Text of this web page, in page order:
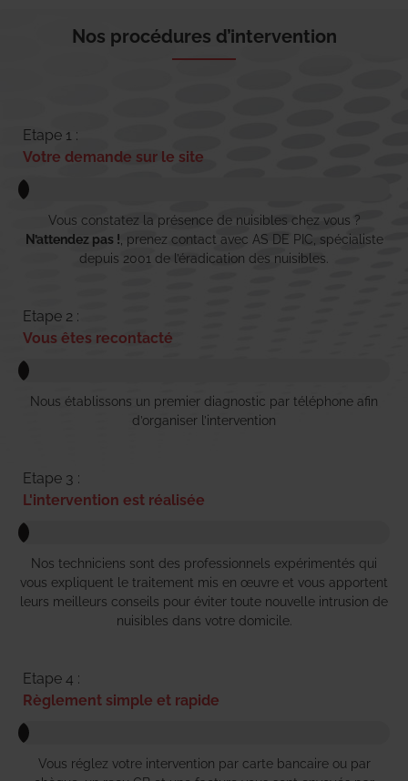
Nos procédures d’intervention
Etape 1 :
Votre demande sur le site
Vous constatez la présence de nuisibles chez vous ?
N’attendez pas ! , prenez contact avec AS DE PIC, spécialiste
depuis 2001 de l’éradication des nuisibles.
Etape 2 :
Vous êtes recontacté
Nous établissons un premier diagnostic par téléphone afin
d’organiser l’intervention
Etape 3 :
L'intervention est réalisée
Nos techniciens sont des professionnels expérimentés qui
vous expliquent le traitement mis en œuvre et vous apportent
leurs meilleurs conseils pour éviter toute nouvelle intrusion de
nuisibles dans votre domicile.
Etape 4 :
Règlement simple et rapide
Vous réglez votre intervention par carte bancaire ou par